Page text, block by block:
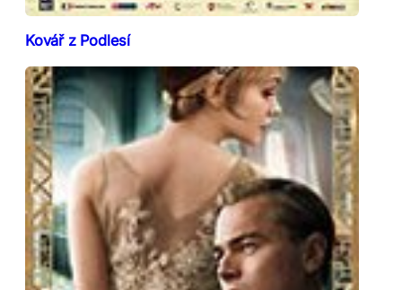
Kovář z Podlesí